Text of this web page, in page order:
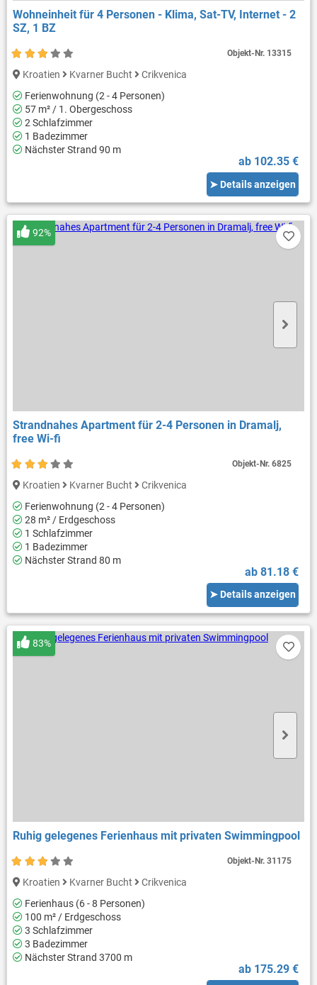
Wohneinheit für 4 Personen - Klima, Sat-TV, Internet - 2
SZ, 1 BZ
Kroatien Kvarner Bucht
Crikvenica
Ferienwohnung (2 - 4 Personen)
57 m² / 1. Obergeschoss
2 Schlafzimmer
1 Badezimmer
Nächster Strand 90 m
ab 102.35 €
➤ Details anzeigen
Objekt-Nr. 13315
Strandnahes Apartment für 2-4 Personen in Dramalj,
free Wi-fi
92%
Kroatien Kvarner Bucht
Crikvenica
Ferienwohnung (2 - 4 Personen)
28 m² / Erdgeschoss
1 Schlafzimmer
1 Badezimmer
Nächster Strand 80 m
ab 81.18 €
➤ Details anzeigen
Objekt-Nr.6825
Ruhig gelegenes Ferienhaus mit privaten Swimmingpool
83%
Kroatien Kvarner Bucht
Crikvenica
Ferienhaus (6 - 8 Personen)
100 m² / Erdgeschoss
3 Schlafzimmer
3 Badezimmer
Nächster Strand 3700 m
ab 175.29 €
Objekt-Nr.31175